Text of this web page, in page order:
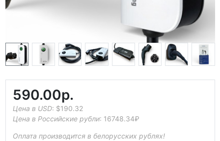
590.00р.
Цена в USD: $190.32
Цена в Российские рубли: 16748.34₽
Оплата производится в белорусских рублях!